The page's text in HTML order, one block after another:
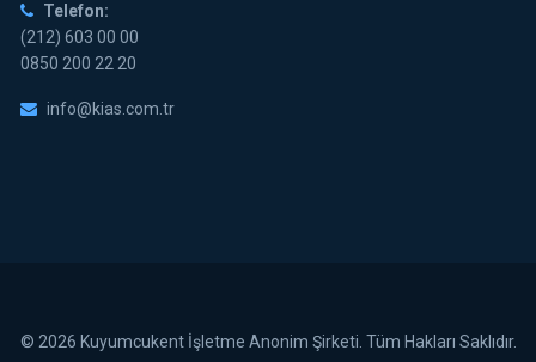
Telefon:
(212) 603 00 00
0850 200 22 20
info@kias.com.tr
© 2026 Kuyumcukent İşletme Anonim Şirketi. Tüm Hakları Saklıdır.